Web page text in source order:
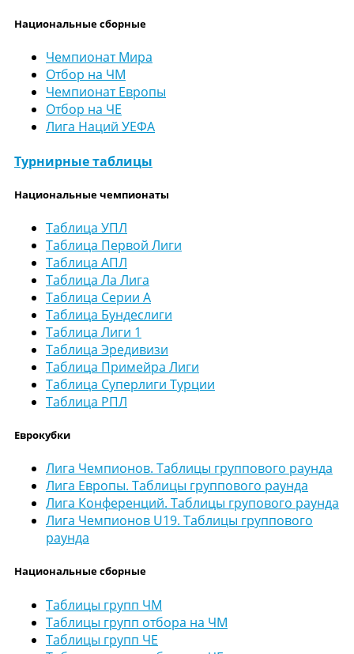
Национальные сборные
Чемпионат Мира
Отбор на ЧМ
Чемпионат Европы
Отбор на ЧЕ
Лига Наций УЕФА
Турнирные таблицы
Национальные чемпионаты
Таблица УПЛ
Таблица Первой Лиги
Таблица АПЛ
Таблица Ла Лига
Таблица Серии А
Таблица Бундеслиги
Таблица Лиги 1
Таблица Эредивизи
Таблица Примейра Лиги
Таблица Суперлиги Турции
Таблица РПЛ
Еврокубки
Лига Чемпионов. Таблицы группового раунда
Лига Европы. Таблицы группового раунда
Лига Конференций. Таблицы групового раунда
Лига Чемпионов U19. Таблицы группового
раунда
Национальные сборные
Таблицы групп ЧМ
Таблицы групп отбора на ЧМ
Таблицы групп ЧЕ